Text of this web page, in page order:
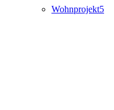
Wohnprojekt5